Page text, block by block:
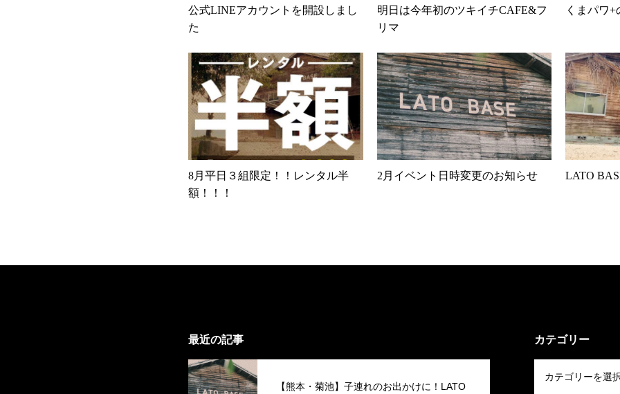
公式LINEアカウントを開設しまし
た
明日は今年初のツキイチCAFE&フ
リマ
くまパワ+
8月平日３組限定！！レンタル半
額！！！
2月イベント日時変更のお知らせ LATO
最近の記事
【熊本・菊池】子連れのお出かけに！LATO
カテゴリー